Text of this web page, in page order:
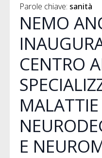
Parole chiave: sanità
NEMO
CENTRO
MALATTIE
E